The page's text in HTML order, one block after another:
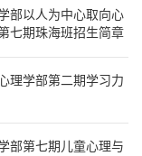
部以人为中心取向心
七期珠海班招生简章
理学部第二期学习力
部第七期儿童心理与